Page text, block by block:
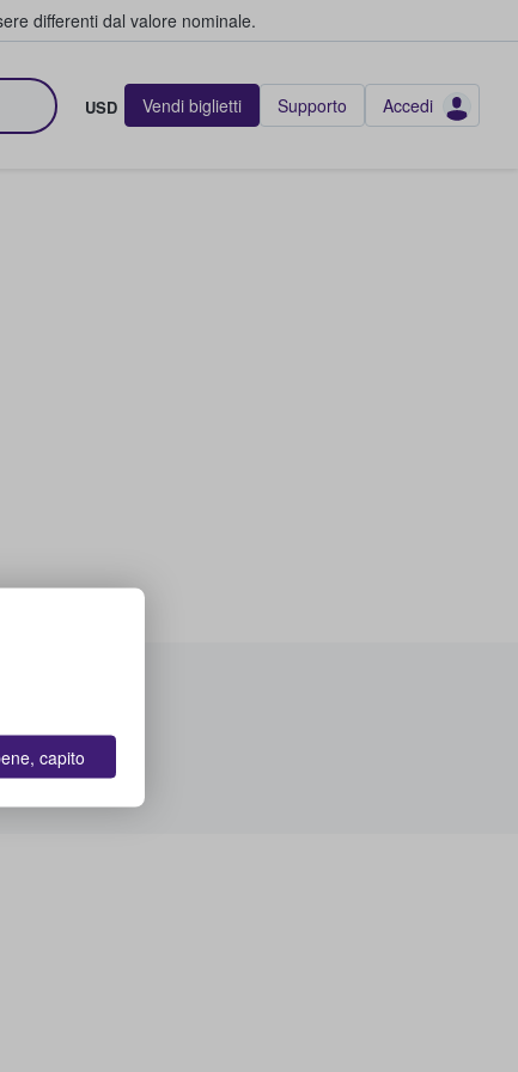
differenti dal valore nominale.
USD Vendi biglietti Supporto Accedi
capito